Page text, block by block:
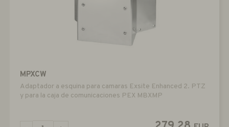
MPXCW
Adaptador a esquina para camaras Exsite Enhanced 2. PTZ
y para la caja de comunicaciones PEX MBXMP